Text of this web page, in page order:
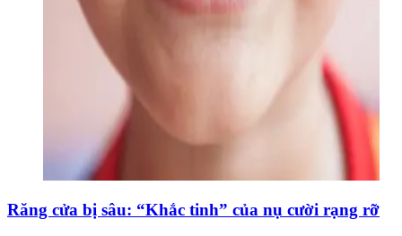
Răng cửa bị sâu: “Khắc tinh” của nụ cười rạng rỡ